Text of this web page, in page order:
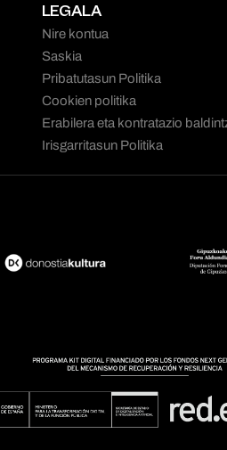
LEGALA
Nire kontua
Saskia
Pribatutasun Politika
Cookien politika
Erabilera eta kontratazio
Irisgarritasun Politika